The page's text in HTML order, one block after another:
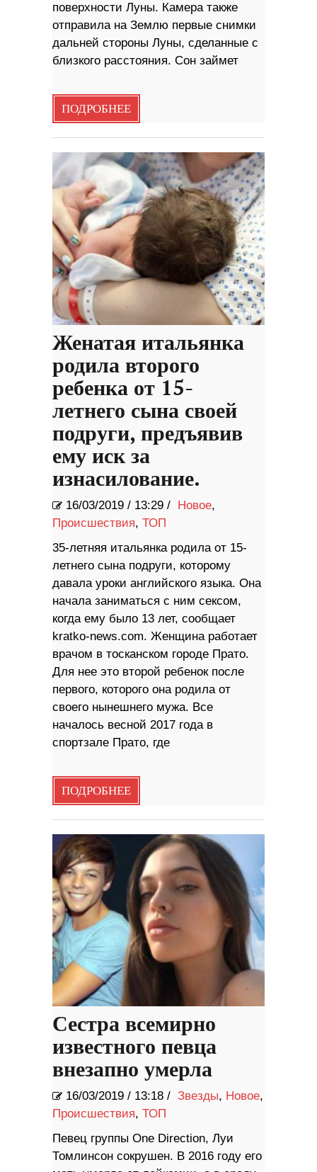
поверхности Луны. Камера также
отправила на Землю первые снимки
дальней стороны Луны, сделанные с
близкого расстояния. Сон займет
ПОДРОБНЕЕ
Женатая итальянка
родила второго
ребенка от 15-
летнего сына своей
подруги, предъявив
ему иск за
изнасилование.
16/03/2019 / 13:29 / Новое,
Происшествия, ТОП
35-летняя итальянка родила от 15-
летнего сына подруги, которому
давала уроки английского языка. Она
начала заниматься с ним сексом,
когда ему было 13 лет, сообщает
kratko-news.com. Женщина работает
врачом в тосканском городе Прато.
Для нее это второй ребенок после
первого, которого она родила от
своего нынешнего мужа. Все
началось весной 2017 года в
спортзале Прато, где
ПОДРОБНЕЕ
Сестра всемирно
известного певца
внезапно умерла
16/03/2019 / 13:18 / Звезды, Новое,
Происшествия, ТОП
Певец группы One Direction, Луи
Томлинсон сокрушен. В 2016 году его